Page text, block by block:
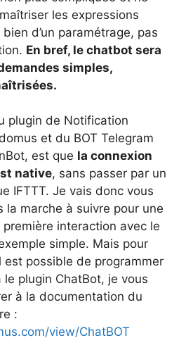
les expressions
bien d’un paramétrage, pas
En bref, le chatbot sera
simples,
plugin de Notification
et du BOT Telegram
est que la connexion
native, sans passer par un
IFTTT. Je vais donc vous
la marche à suivre pour une
interaction avec le
simple. Mais pour
est possible de programmer
plugin ChatBot, je vous
à la documentation du
:
view/ChatBOT